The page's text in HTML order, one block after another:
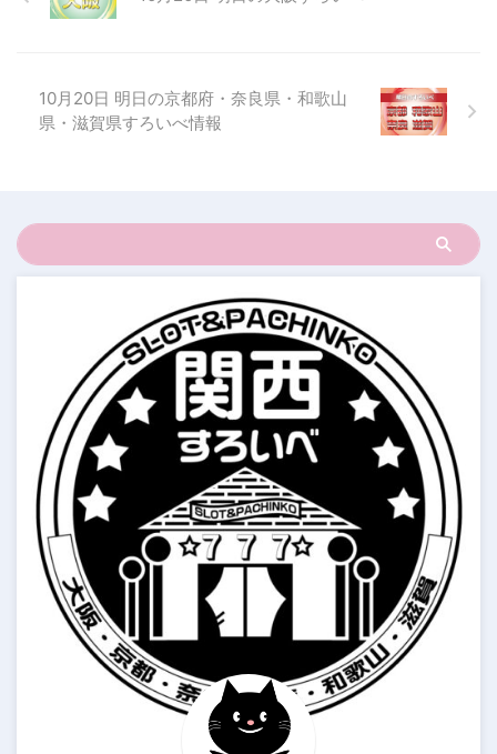
10月20日 明日の京都府・奈良県・和歌山
県・滋賀県すろいべ情報